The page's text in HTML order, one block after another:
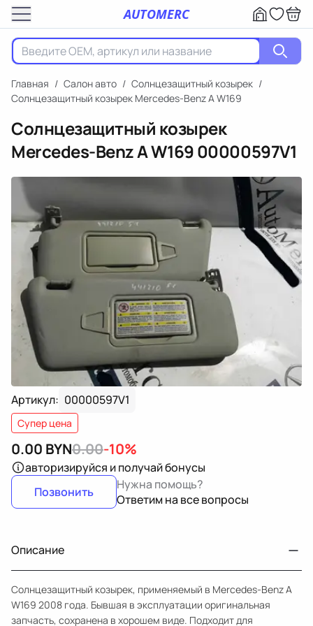
AUTOMERC
Главная / Салон авто / Солнцезащитный козырек /
Солнцезащитный козырек Mercedes-Benz A W169
Солнцезащитный козырек
Mercedes-Benz A W16900000597V1
Артикул: 00000597V1
Супер цена
0.00 BYN0.00-10%
авторизируйся и получай бонусы
Позвонить
Нужна помощь?
Ответим на все вопросы
Описание
Солнцезащитный козырек, применяемый в Mercedes-Benz A
W169 2008 года. Бывшая в эксплуатации оригинальная
запчасть, сохранена в хорошем виде. Подходит для